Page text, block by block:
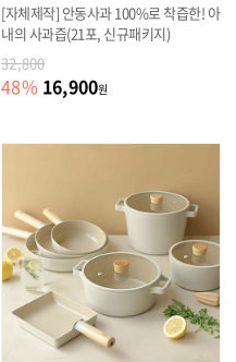
[자체제작] 안동사과 100%로 착즙한! 아
내의 사과즙(21포, 신규패키지)
32,800
48% 16,900원